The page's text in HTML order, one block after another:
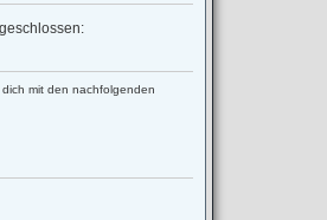
dich mit den nachfolgenden